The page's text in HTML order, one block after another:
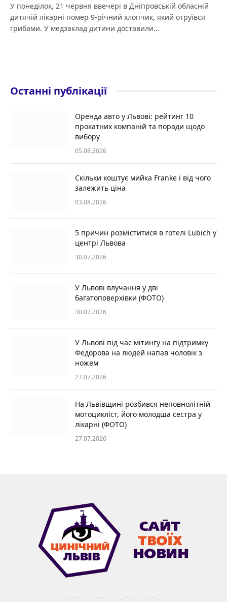
У понеділок, 21 червня ввечері в Дніпровській обласній
дитячій лікарні помер 9-річний хлопчик, який отруївся
грибами. У медзаклад дитини доставили…
Останні публікації
Оренда авто у Львові: рейтинг 10
прокатних компаній та поради щодо
вибору
05.08.2026
Скільки коштує мийка Franke і від чого
залежить ціна
03.08.2026
5 причин розміститися в готелі Lubich у
центрі Львова
30.07.2026
У Львові влучання у дві
багатоповерхівки (ФОТО)
30.07.2026
У Львові під час мітингу на підтримку
Федорова на людей напав чоловік з
ножем
27.07.2026
На Львівщині розбився неповнолітній
мотоцикліст, його молодша сестра у
лікарні (ФОТО)
27.07.2026